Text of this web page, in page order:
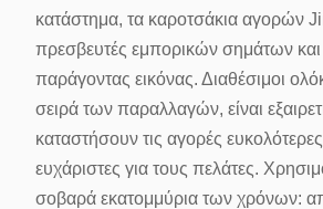
κατάστημα, τα καροτσάκια αγορών
πρεσβευτές εμπορικών σημάτων και
παράγοντας εικόνας. Διαθέσιμοι
σειρά των παραλλαγών, είναι
καταστήσουν τις αγορές
ευχάριστες για τους πελάτες.
σοβαρά εκατομμύρια των χρόνων: